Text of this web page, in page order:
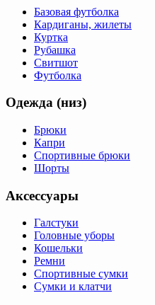
Базовая футболка
Кардиганы, жилеты
Куртка
Рубашка
Свитшот
Футболка
Одежда (низ)
Брюки
Капри
Спортивные брюки
Шорты
Аксессуары
Галстуки
Головные уборы
Кошельки
Ремни
Спортивные сумки
Сумки и клатчи